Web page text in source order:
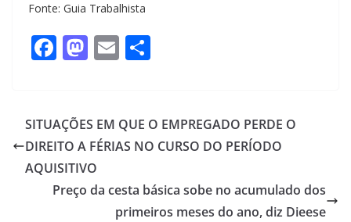
Fonte: Guia Trabalhista
F
e
b
o
o
M
o
d
o
n
E
e
SITUAÇÕES EM QUE O EMPREGADO PERDE O
DIREITO A FÉRIAS NO CURSO DO PERÍODO
AQUISITIVO
Preço da cesta básica sobe no acumulado dos
primeiros meses do ano, diz Dieese